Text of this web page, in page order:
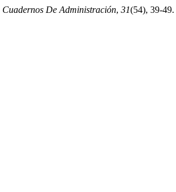
Cuadernos De Administración, 31(54), 39-49.